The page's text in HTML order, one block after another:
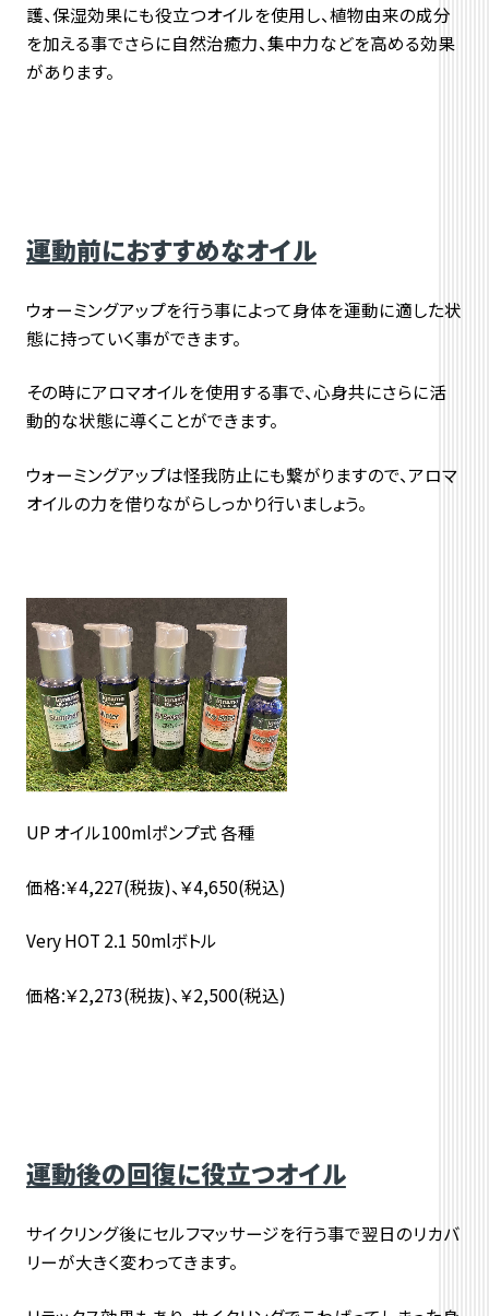
護、保湿効果にも役立つオイルを使用し、植物由来の成分
を加える事でさらに自然治癒力、集中力などを高める効果
があります。
運動前におすすめなオイル
ウォーミングアップを行う事によって身体を運動に適した状
態に持っていく事ができます。
その時にアロマオイルを使用する事で、心身共にさらに活
動的な状態に導くことができます。
ウォーミングアップは怪我防止にも繋がりますので、アロマ
オイルの力を借りながらしっかり行いましょう。
UP オイル100mlポンプ式 各種
価格:￥4,227(税抜)、￥4,650(税込)
Very HOT 2.1 50mlボトル
価格:￥2,273(税抜)、￥2,500(税込)
運動後の回復に役立つオイル
サイクリング後にセルフマッサージを行う事で翌日のリカバ
リーが大きく変わってきます。